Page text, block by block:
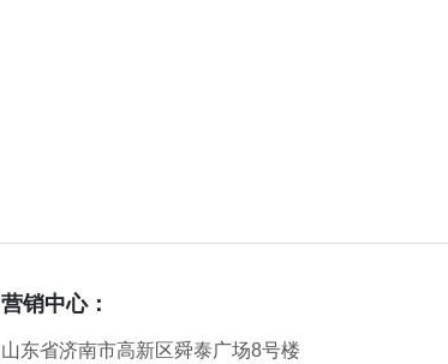
营销中心：
山东省济南市高新区舜泰广场8号楼